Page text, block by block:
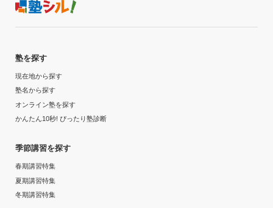
塾を探す
現在地から探す
塾名から探す
オンライン塾を探す
かんたん10秒! ぴったり塾診断
季節講習を探す
春期講習特集
夏期講習特集
冬期講習特集